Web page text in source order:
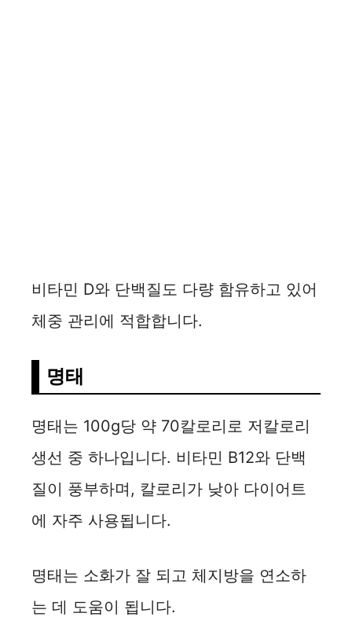
비타민 D와 단백질도 다량 함유하고 있어
체중 관리에 적합합니다.
명태
명태는 100g당 약 70칼로리로 저칼로리
생선 중 하나입니다. 비타민 B12와 단백
질이 풍부하며, 칼로리가 낮아 다이어트
에 자주 사용됩니다.
명태는 소화가 잘 되고 체지방을 연소하
는 데 도움이 됩니다.